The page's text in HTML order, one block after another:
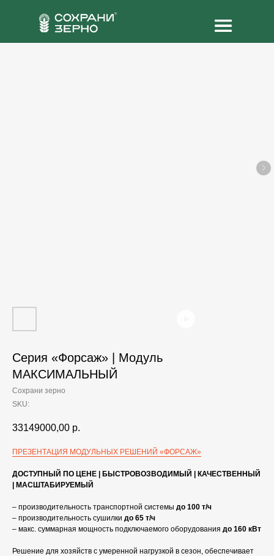
Серия «Форсаж» | Модуль
МАКСИМАЛЬНЫЙ
Сохрани зерно
SKU:
33149000,00 р.
ПРЕЗЕНТАЦИЯ МОДУЛЬНЫХ РЕШЕНИЙ «ФОРСАЖ»
ДОСТУПНЫЙ ПО ЦЕНЕ | БЫСТРОВОЗВОДИМЫЙ | КАЧЕСТВЕННЫЙ
| МАСШТАБИРУЕМЫЙ
– производительность транспортной системы до 100 т/ч
– производительность сушилки до 65 т/ч
– макс. суммарная мощность подключаемого оборудования до 160 кВт
Решение для хозяйств с умеренной нагрузкой в сезон, обеспечивает